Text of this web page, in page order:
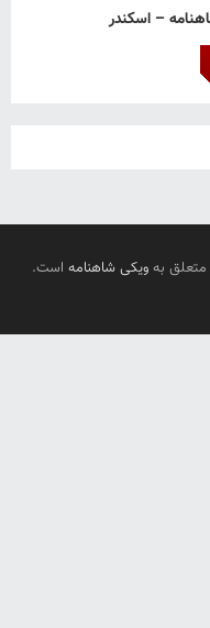
– اسکندر
به ویکی شاهنامه است.